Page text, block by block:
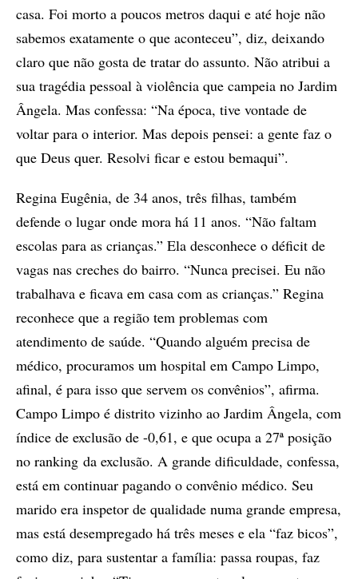
casa. Foi morto a poucos metros daqui e até hoje não
sabemos exatamente o que aconteceu”, diz, deixando
claro que não gosta de tratar do assunto. Não atribui a
sua tragédia pessoal à violência que campeia no Jardim
Ângela. Mas confessa: “Na época, tive vontade de
voltar para o interior. Mas depois pensei: a gente faz o
que Deus quer. Resolvi ficar e estou bemaqui”.
Regina Eugênia, de 34 anos, três filhas, também
defende o lugar onde mora há 11 anos. “Não faltam
escolas para as crianças.” Ela desconhece o déficit de
vagas nas creches do bairro. “Nunca precisei. Eu não
trabalhava e ficava em casa com as crianças.” Regina
reconhece que a região tem problemas com
atendimento de saúde. “Quando alguém precisa de
médico, procuramos um hospital em Campo Limpo,
afinal, é para isso que servem os convênios”, afirma.
Campo Limpo é distrito vizinho ao Jardim Ângela, com
índice de exclusão de -0,61, e que ocupa a 27ª posição
no ranking da exclusão. A grande dificuldade, confessa,
está em continuar pagando o convênio médico. Seu
marido era inspetor de qualidade numa grande empresa,
mas está desempregado há três meses e ela “faz bicos”,
como diz, para sustentar a família: passa roupas, faz